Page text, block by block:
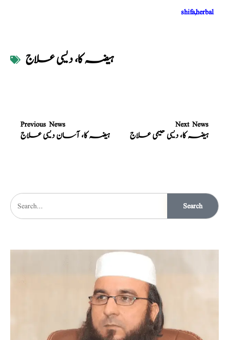
shifa,herbal
ہیضہ کا، دیسی علاج
Previous News
ہیضہ کا، آسان دیسی علاج
Next News
ہیضہ کا، دیسی حکیمی علاج
Search